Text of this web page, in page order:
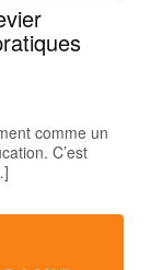
comme un
C’est